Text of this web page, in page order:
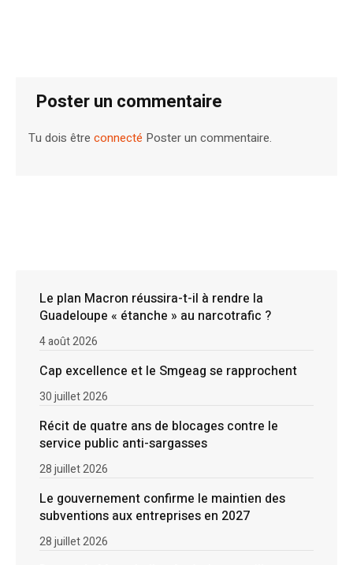
Poster un commentaire
Tu dois êtreconnecté Poster un commentaire.
Le plan Macron réussira-t-il à rendre la
Guadeloupe « étanche » au narcotrafic ?
4 août 2026
Cap excellence et le Smgeag se rapprochent
30 juillet 2026
Récit de quatre ans de blocages contre le
service public anti-sargasses
28 juillet 2026
Le gouvernement confirme le maintien des
subventions aux entreprises en 2027
28 juillet 2026